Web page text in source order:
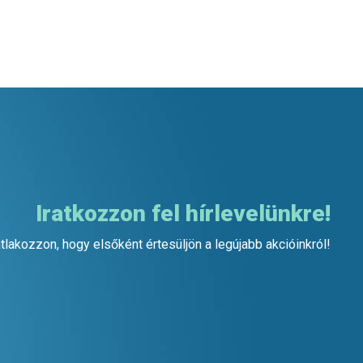
Iratkozzon fel hírlevelünkre!
hogy elsőként értesüljön a legújabb akcióinkról!